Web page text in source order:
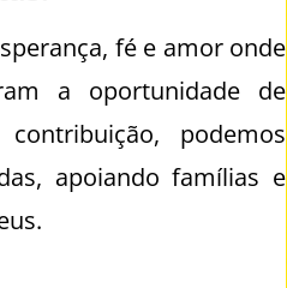
fé e amor onde
a oportunidade de
podemos
apoiando famílias e